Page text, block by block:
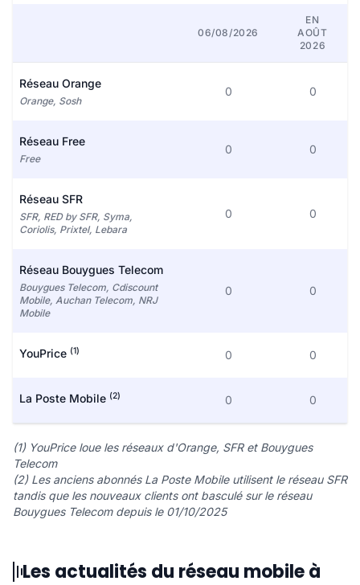
06/08/2026
EN
AOÛT
2026
Réseau Orange
Orange, Sosh
0 0
Réseau Free
Free
0 0
Réseau SFR
SFR, RED by SFR, Syma,
Coriolis, Prixtel, Lebara
0 0
Réseau Bouygues Telecom
Bouygues Telecom, Cdiscount
Mobile, Auchan Telecom, NRJ
Mobile
0 0
YouPrice (1) 0 0
La Poste Mobile (2) 0 0
(1) YouPrice loue les réseaux d'Orange, SFR et Bouygues
Telecom
(2) Les anciens abonnés La Poste Mobile utilisent le réseau SFR
tandis que les nouveaux clients ont basculé sur le réseau
Bouygues Telecom depuis le 01/10/2025
Les actualités du réseau mobile à